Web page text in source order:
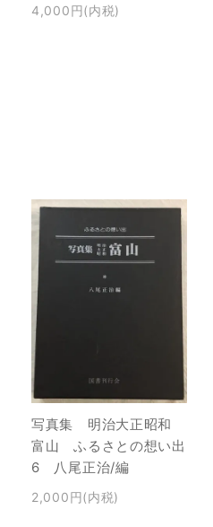
4,000円(内税)
写真集 明治大正昭和
富山 ふるさとの想い出
6 八尾正治/編
2,000円(内税)